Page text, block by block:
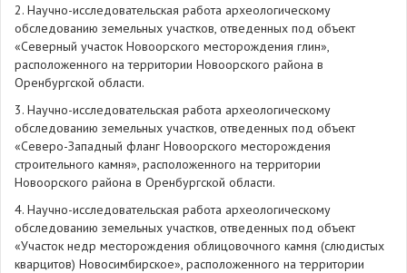
2. Научно-исследовательская работа археологическому
обследованию земельных участков, отведенных под объект
«Северный участок Новоорского месторождения глин»,
расположенного на территории Новоорского района в
Оренбургской области.
3. Научно-исследовательская работа археологическому
обследованию земельных участков, отведенных под объект
«Северо-Западный фланг Новоорского месторождения
строительного камня», расположенного на территории
Новоорского района в Оренбургской области.
4. Научно-исследовательская работа археологическому
обследованию земельных участков, отведенных под объект
«Участок недр месторождения облицовочного камня (слюдистых
кварцитов) Новосимбирское», расположенного на территории